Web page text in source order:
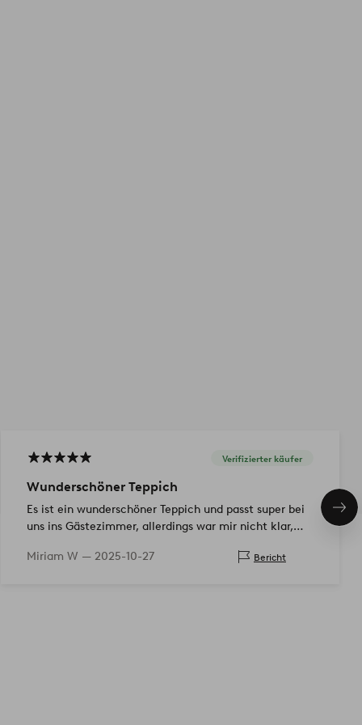
Verifizierter käufer
Wunderschöner Teppich
Es ist ein wunderschöner Teppich und passt super bei
uns ins Gästezimmer, allerdings war mir nicht klar,
Stolpert
Miriam W — 2025-10-27 Bericht